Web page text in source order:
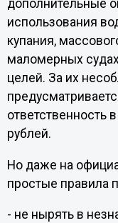
дополнительные
использования
купания,
маломерных
целей. За их
ответственность
рублей.
Но даже на
простые правила
- не нырять в